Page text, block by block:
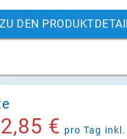
ZU DEN
€ pro Tag inkl.